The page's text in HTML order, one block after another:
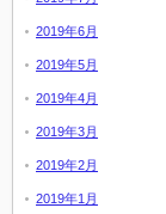
2019年6月
2019年5月
2019年4月
2019年3月
2019年2月
2019年1月